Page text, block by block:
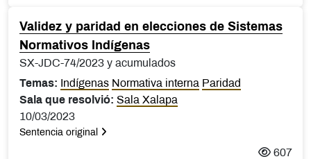
Validez y paridad en elecciones de Sistemas
Normativos Indígenas
SX-JDC-74/2023 y acumulados
Temas:
Indígenas Normativa interna Paridad
Sala que resolvió: Sala Xalapa
10/03/2023
Sentencia original
607